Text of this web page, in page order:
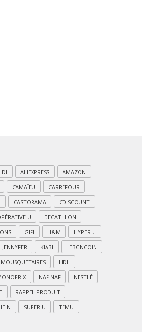
ALIEXPRESS AMAZON
CAMAÏEU CARREFOUR
CASTORAMA CDISCOUNT
U DECATHLON
GIFI H&M HYPER U
JENNYFER KIABI LEBONCOIN
MOUSQUETAIRES LIDL
NAF NAF NESTLÉ
RAPPEL PRODUIT
SUPER U TEMU